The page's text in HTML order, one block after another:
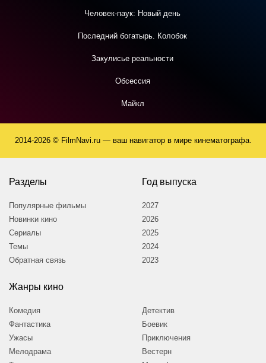
Человек-паук: Новый день
Последний богатырь. Колобок
Закулисье реальности
Обсессия
Майкл
2014-2026 © FilmNavi.ru — ваш навигатор в мире кинематографа.
Разделы
Популярные фильмы
Новинки кино
Сериалы
Темы
Обратная связь
Год выпуска
2027
2026
2025
2024
2023
Жанры кино
Комедия
Фантастика
Ужасы
Мелодрама
Детектив
Боевик
Приключения
Вестерн